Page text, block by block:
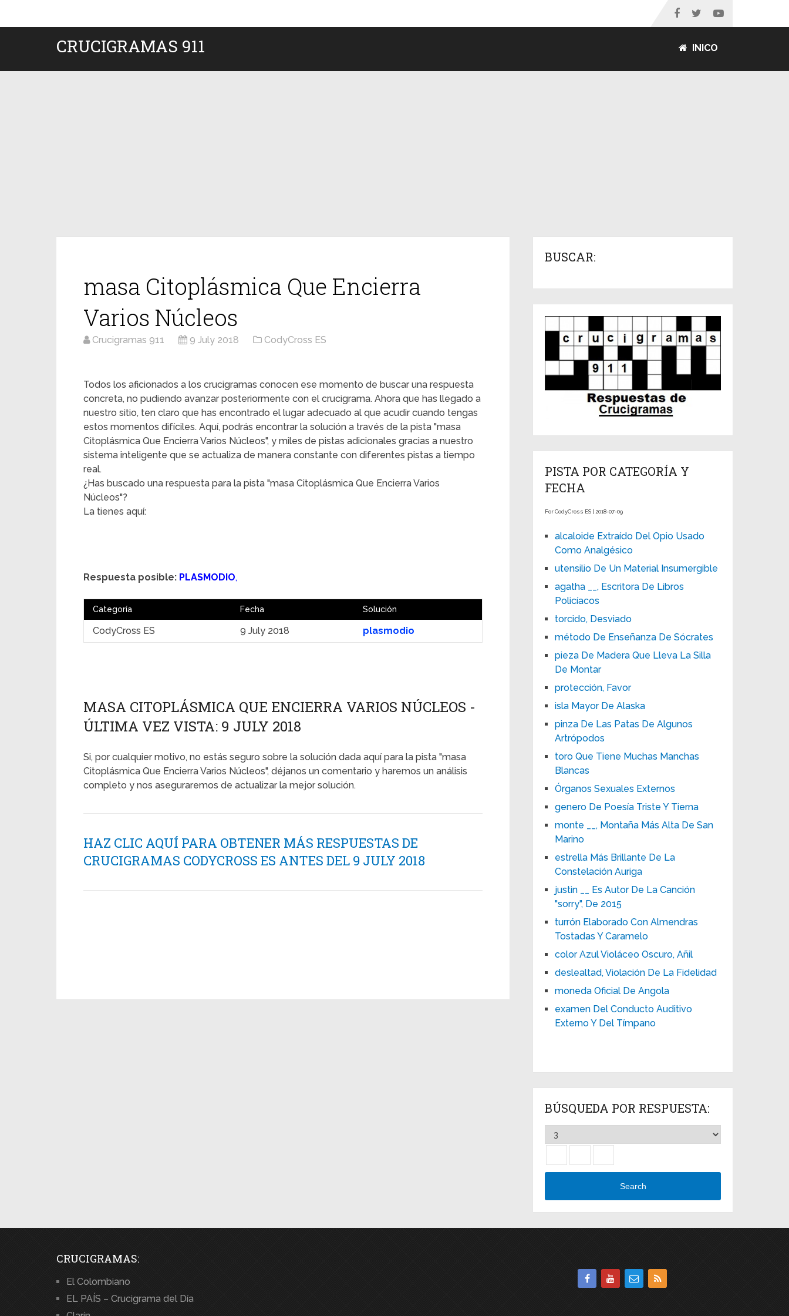
CRUCIGRAMAS 911 INICO
masa Citoplásmica Que Encierra
Varios Núcleos
Crucigramas 911 9 July 2018 CodyCross ES
Todos los aficionados a los crucigramas conocen ese momento de buscar una respuesta
concreta, no pudiendo avanzar posteriormente con el crucigrama. Ahora que has llegado a
nuestro sitio, ten claro que has encontrado el lugar adecuado al que acudir cuando tengas
estos momentos difíciles. Aquí, podrás encontrar la solución a través de la pista "masa
Citoplásmica Que Encierra Varios Núcleos", y miles de pistas adicionales gracias a nuestro
sistema inteligente que se actualiza de manera constante con diferentes pistas a tiempo
real.
¿Has buscado una respuesta para la pista "masa Citoplásmica Que Encierra Varios
Núcleos"?
La tienes aquí:
Respuesta posible: PLASMODIO,
Categoría Fecha Solución
CodyCross ES 9 July 2018 plasmodio
MASA CITOPLÁSMICA QUE ENCIERRA VARIOS NÚCLEOS -
ÚLTIMA VEZ VISTA: 9 JULY 2018
Si, por cualquier motivo, no estás seguro sobre la solución dada aquí para la pista "masa
Citoplásmica Que Encierra Varios Núcleos", déjanos un comentario y haremos un análisis
completo y nos aseguraremos de actualizar la mejor solución.
HAZ CLIC AQUÍ PARA OBTENER MÁS RESPUESTAS DE
CRUCIGRAMAS CODYCROSS ES ANTES DEL 9 JULY 2018
BUSCAR:
PISTA POR CATEGORÍA Y
FECHA
For CodyCross ES | 2018-07-09
alcaloide Extraído Del Opio Usado
Como Analgésico
utensilio De Un Material Insumergible
agatha __, Escritora De Libros
Policíacos
torcido, Desviado
método De Enseñanza De Sócrates
pieza De Madera Que Lleva La Silla
De Montar
protección, Favor
isla Mayor De Alaska
pinza De Las Patas De Algunos
Artrópodos
toro Que Tiene Muchas Manchas
Blancas
Órganos Sexuales Externos
genero De Poesía Triste Y Tierna
monte __, Montaña Más Alta De San
Marino
estrella Más Brillante De La
Constelación Auriga
justin __ Es Autor De La Canción
"sorry", De 2015
turrón Elaborado Con Almendras
Tostadas Y Caramelo
color Azul Violáceo Oscuro, Añil
deslealtad, Violación De La Fidelidad
moneda Oficial De Angola
examen Del Conducto Auditivo
Externo Y Del Tímpano
BÚSQUEDA POR RESPUESTA:
Search
CRUCIGRAMAS:
El Colombiano
EL PAÍS – Crucigrama del Día